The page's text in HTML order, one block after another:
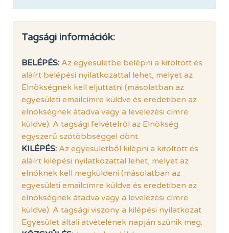
Tagsági információk:
BELÉPÉS: Az egyesületbe belépni a kitöltött és
aláírt belépési nyilatkozattal lehet, melyet az
Elnökségnek kell eljuttatni (másolatban az
egyesületi emailcímre küldve és eredetiben az
elnökségnek átadva vagy a levelezési címre
küldve). A tagsági felvételről az Elnökség
egyszerű szótöbbséggel dönt.
KILÉPÉS: Az egyesületből kilépni a kitöltött és
aláírt kilépési nyilatkozattal lehet, melyet az
elnöknek kell megküldeni (másolatban az
egyesületi emailcímre küldve és eredetiben az
elnökségnek átadva vagy a levelezési címre
küldve). A tagsági viszony a kilépési nyilatkozat
Egyesület általi átvételének napján szűnik meg.